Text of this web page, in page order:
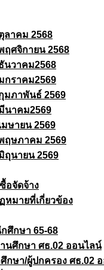
ลาคม 2568
ฤศจิกายน 2568
นวาคม2568
กราคม2569
มภาพันธ์ 2569
นาคม2569
มษายน 2569
ฤษภาคม 2569
ถุนายน 2569
อจัดจ้าง
หมายที่เกี่ยวข้อง
ศึกษา 65-68
นศึกษา ศธ.02 ออนไลน์
กษา/ผู้ปกครอง ศธ.02